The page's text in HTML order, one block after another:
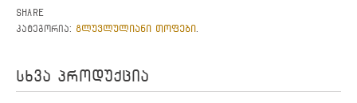
Share
კატეგორია: გლუვლულიანი თოფები
სხვა პროდუქცია